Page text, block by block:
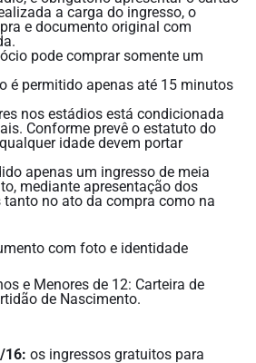
a carga do ingresso, o
e documento original com
pode comprar somente um
é permitido apenas até 15 minutos
nos estádios está condicionada
Conforme prevê o estatuto do
idade devem portar
apenas um ingresso de meia
mediante apresentação dos
no ato da compra como na
com foto e identidade
e Menores de 12: Carteira de
de Nascimento.
16: os ingressos gratuitos para